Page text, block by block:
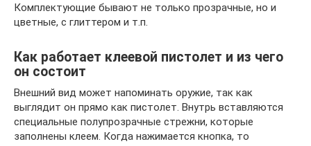
Комплектующие бывают не только прозрачные, но и
цветные, с глиттером и т.п.
Как работает клеевой пистолет и из чего
он состоит
Внешний вид может напоминать оружие, так как
выглядит он прямо как пистолет. Внутрь вставляются
специальные полупрозрачные стрежни, которые
заполнены клеем. Когда нажимается кнопка, то